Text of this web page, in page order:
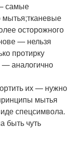
самые
мытья;тканевые
осторожного
— нельзя
протирку
— аналогично
их — нужно
мытья
спецсимвола.
быть чуть